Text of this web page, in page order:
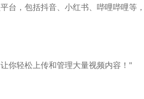
台，包括抖音、小红书、哔哩哔哩等，
你轻松上传和管理大量视频内容！"